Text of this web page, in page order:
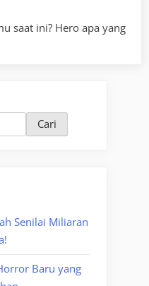
saat ini? Hero apa yang
Cari
Senilai Miliaran
Baru yang